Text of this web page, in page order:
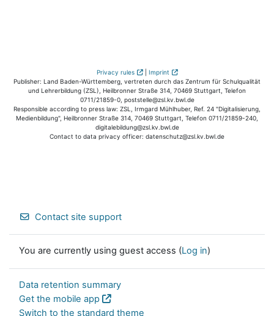
Privacy rules | Imprint
Publisher: Land Baden-Württemberg, vertreten durch das Zentrum für Schulqualität
und Lehrerbildung (ZSL), Heilbronner Straße 314, 70469 Stuttgart, Telefon
0711/21859-0, poststelle@zsl.kv.bwl.de
Responsible according to press law: ZSL, Irmgard Mühlhuber, Ref. 24 "Digitalisierung,
Medienbildung", Heilbronner Straße 314, 70469 Stuttgart, Telefon 0711/21859-240,
digitalebildung@zsl.kv.bwl.de
Contact to data privacy officer: datenschutz@zsl.kv.bwl.de
Contact site support
You are currently using guest access (Log in)
Data retention summary
Get the mobile app
Switch to the standard theme